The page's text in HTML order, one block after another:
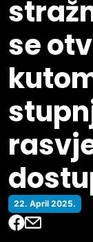
se
22. April 2025.